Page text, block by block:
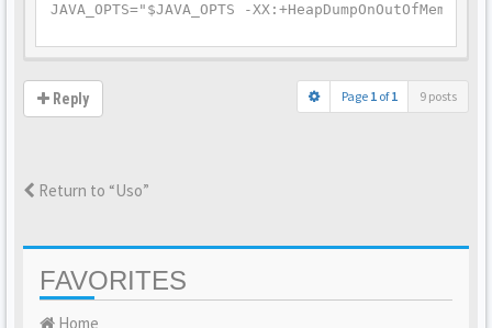
JAVA_OPTS="$JAVA_OPTS -
Reply Page 1 of1 9 posts
Return to “Uso”
FAVORITES
Home